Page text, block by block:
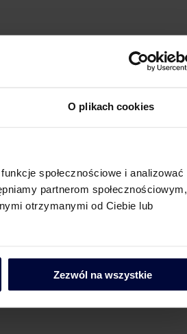
O plikach cookies
społecznościowe i analizować
partnerom społecznościowym,
otrzymanymi od Ciebie lub
Zezwól na wszystkie